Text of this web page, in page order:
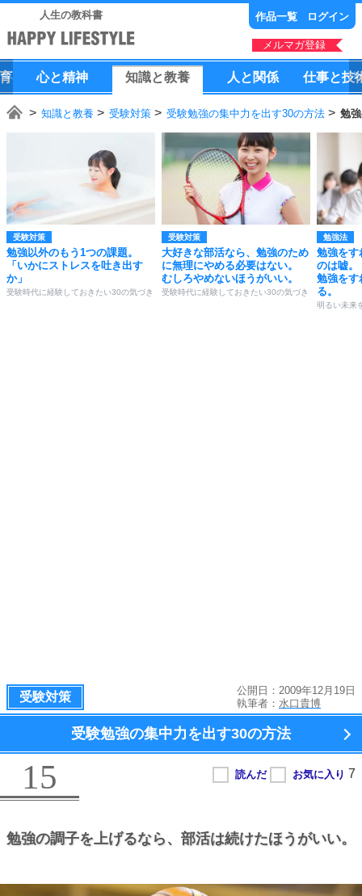
人生の教科書 作品一覧 ログイン
メルマガ登録
心と精神 知識と教養 人 と 関係 仕事と技
知識と教養 受験対策 受験勉強の集中力を出す30の方法 勉
受験対策
勉強以外のもう1つの課題。
「いかにストレスを吐き出す
か」
受験時代に経験しておきたい30の気づき
受験対策
大好きな部活なら、勉強のため
に無理にやめる必要はない。
むしろやめないほうがいい。
受験時代に経験しておきたい30の気づき
勉強法
勉強をす
のは嘘。
勉強をす
る。
明るい未来
受験対策
公開日：2009年12月19日
執筆者： 水口貴博
受験勉強の集中力を出す30の方法
15
勉強の調子を上げるなら、 部活は続けたほうがいい。